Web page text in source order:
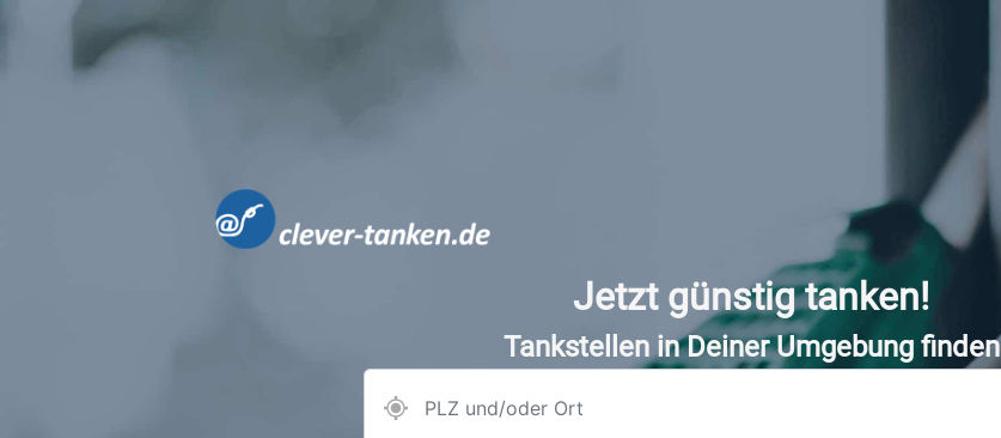
Jetzt günstig tanken!
Tankstellen in Deiner Umgebung finden